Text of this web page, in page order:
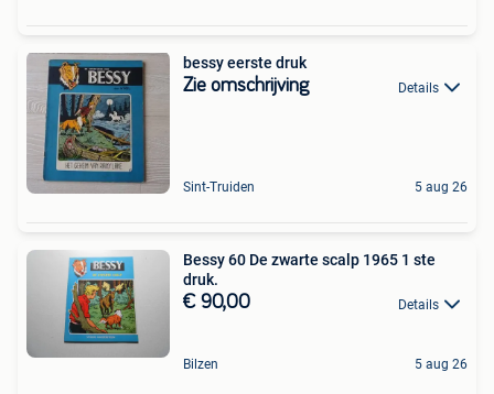
bessy eerste druk
Zie omschrijving Details
Sint-Truiden 5 aug 26
Bessy 60 De zwarte scalp 1965 1 ste
druk.
€ 90,00 Details
Bilzen 5 aug 26